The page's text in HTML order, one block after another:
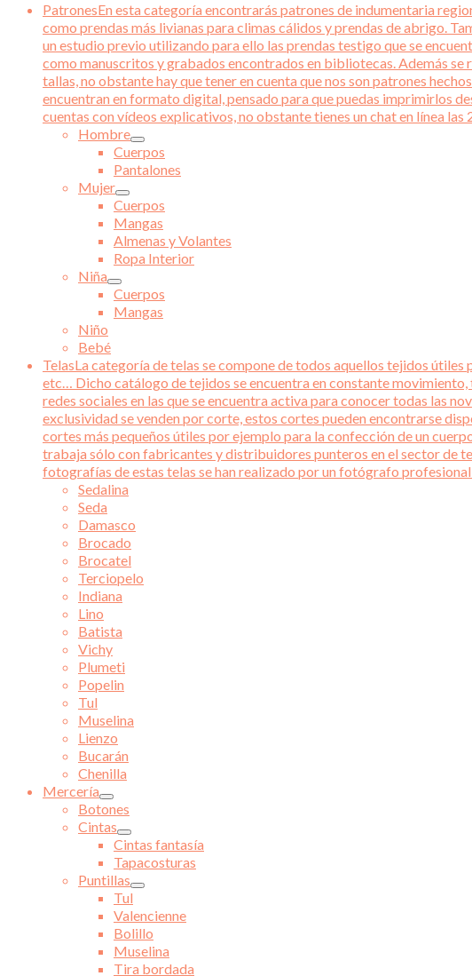
PatronesEn esta categoría encontrarás patrones de indumentaria
como prendas más livianas para climas cálidos y prendas de abrigo.
un estudio previo utilizando para ello las prendas testigo que se
como manuscritos y grabados encontrados en bibliotecas. Además
tallas, no obstante hay que tener en cuenta que nos son patrones
encuentran en formato digital, pensado para que puedas imprimirlos
cuentas con vídeos explicativos, no obstante tienes un chat en línea
Hombre
Cuerpos
Pantalones
Mujer
Cuerpos
Mangas
Almenas y Volantes
Ropa Interior
Niña
Cuerpos
Mangas
Niño
Bebé
TelasLa categoría de telas se compone de todos aquellos tejidos
etc… Dicho catálogo de tejidos se encuentra en constante
redes sociales en las que se encuentra activa para conocer todas las
exclusividad se venden por corte, estos cortes pueden encontrarse
cortes más pequeños útiles por ejemplo para la confección de un
trabaja sólo con fabricantes y distribuidores punteros en el sector de
fotografías de estas telas se han realizado por un fotógrafo
Sedalina
Seda
Damasco
Brocado
Brocatel
Terciopelo
Indiana
Lino
Batista
Vichy
Plumeti
Popelin
Tul
Muselina
Lienzo
Bucarán
Chenilla
Mercería
Botones
Cintas
Cintas fantasía
Tapacosturas
Puntillas
Tul
Valencienne
Bolillo
Muselina
Tira bordada